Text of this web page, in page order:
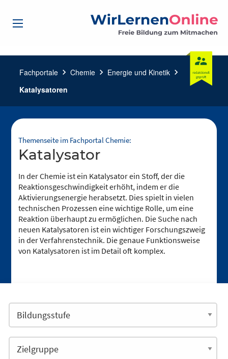
Fachportale chevron_right Chemie chevron_right Energie und Kinetik chevron_right
Katalysatoren
Themenseite im Fachportal Chemie:
Katalysator
In der Chemie ist ein Katalysator ein Stoff, der die
Reaktionsgeschwindigkeit erhöht, indem er die
Aktivierungsenergie herabsetzt. Dies spielt in vielen
technischen Prozessen eine wichtige Rolle, um eine
Reaktion überhaupt zu ermöglichen. Die Suche nach
neuen Katalysatoren ist ein wichtiger Forschungszweig
in der Verfahrenstechnik. Die genaue Funktionsweise
von Katalysatoren ist im Detail oft komplex.